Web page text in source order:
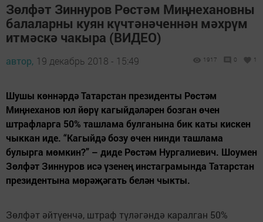
Зөлфәт Зиннуров Рөстәм Миңнехановны
балаларны куян күчтәнәченнән мәхрүм
итмәскә чакыра (ВИДЕО)
автор, 19 декабрь 2018 - 15:49 1917 0 1
Шушы көннәрдә Татарстан президенты Рөстәм
Миңнеханов юл йөрү кагыйдәләрен бозган өчен
штрафларга 50% ташлама булганына бик каты кискен
чыккан иде. “Кагыйдә бозу өчен нинди ташлама
булырга мөмкин?” – диде Рөстәм Нургалиевич. Шоумен
Зөлфәт Зиннуров исә үзенең инстаграмында Татарстан
президентына мөрәҗәгать белән чыкты.
Зөлфәт әйтүенчә, штраф түләгәндә каралган 50%